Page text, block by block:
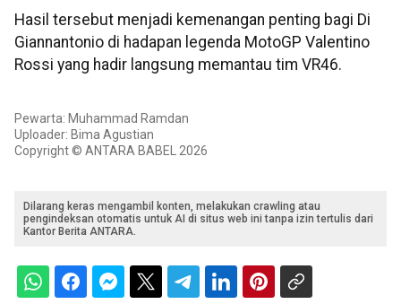
Hasil tersebut menjadi kemenangan penting bagi Di
Giannantonio di hadapan legenda MotoGP Valentino
Rossi yang hadir langsung memantau tim VR46.
Pewarta: Muhammad Ramdan
Uploader: Bima Agustian
Copyright © ANTARA BABEL 2026
Dilarang keras mengambil konten, melakukan crawling atau
pengindeksan otomatis untuk AI di situs web ini tanpa izin tertulis dari
Kantor Berita ANTARA.